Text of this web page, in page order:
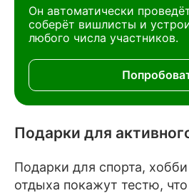
Он автоматически
соберёт вишлисты и
любого числа участников.
Подарки для
Подарки для спорта,
отдыха покажут тестю,